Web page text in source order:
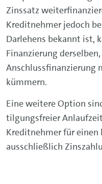
Zinssatz
Kreditnehmer jedoch
Darlehens bekannt ist,
Finanzierung
Anschlussfinanzierung
kümmern.
Eine weitere Option
tilgungsfreier
Kreditnehmer für
ausschließlich